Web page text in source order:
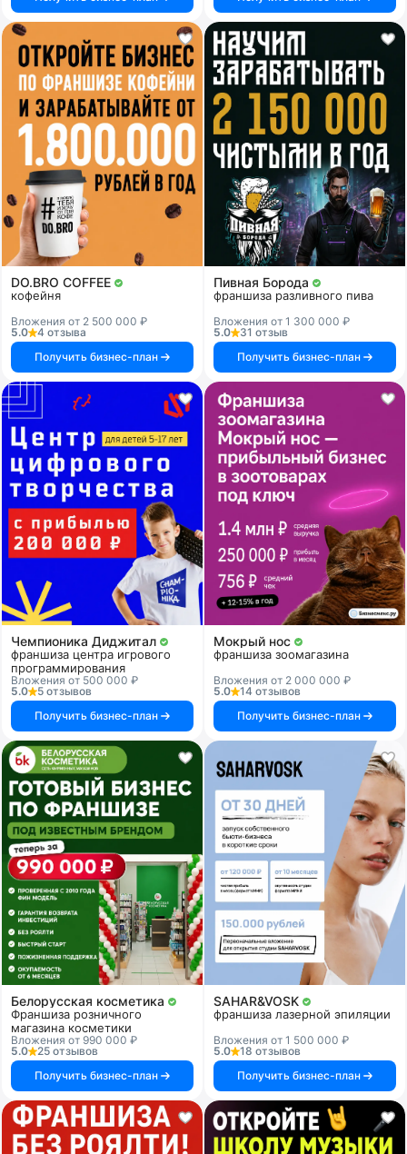
DO.BRO COFFEE
кофейня
Вложения от 2 500 000 ₽
5.0
4 отзыва
Получить бизнес-план
Пивная Борода
франшиза разливного пива
Вложения от 1 300 000 ₽
5.0
31 отзыв
Получить бизнес-план
Чемпионика Диджитал
франшиза центра игрового
программирования
Вложения от 500 000 ₽
5.0
5 отзывов
Получить бизнес-план
Мокрый нос
франшиза зоомагазина
Вложения от 2 000 000 ₽
5.0
14 отзывов
Получить бизнес-план
Белорусская косметика
Франшиза розничного
магазина косметики
Вложения от 990 000 ₽
5.0
25 отзывов
Получить бизнес-план
SAHAR&VOSK
франшиза лазерной эпиляции
Вложения от 1 500 000 ₽
5.0
18 отзывов
Получить бизнес-план